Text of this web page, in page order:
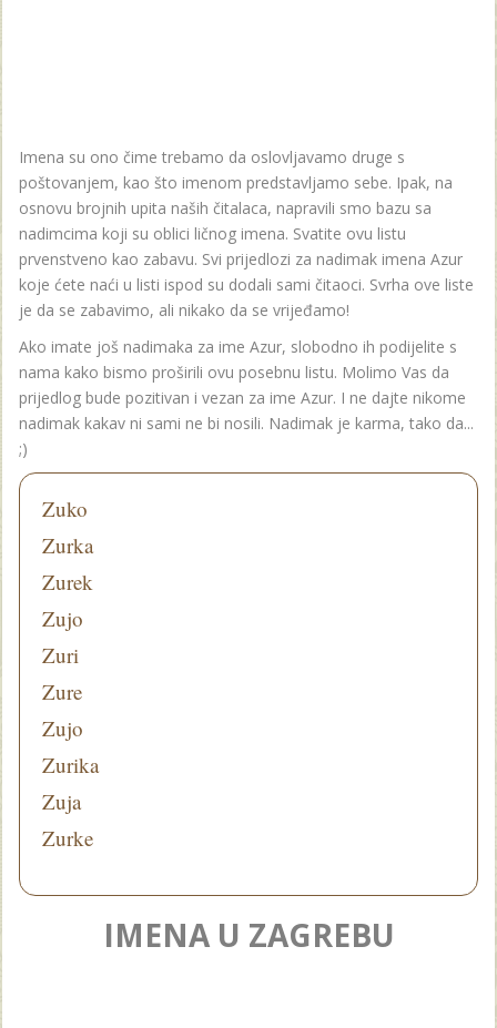
Imena su ono čime trebamo da oslovljavamo druge s
poštovanjem, kao što imenom predstavljamo sebe. Ipak, na
osnovu brojnih upita naših čitalaca, napravili smo bazu sa
nadimcima koji su oblici ličnog imena. Svatite ovu listu
prvenstveno kao zabavu. Svi prijedlozi za nadimak imena Azur
koje ćete naći u listi ispod su dodali sami čitaoci. Svrha ove liste
je da se zabavimo, ali nikako da se vrijeđamo!
Ako imate još nadimaka za ime Azur, slobodno ih podijelite s
nama kako bismo proširili ovu posebnu listu. Molimo Vas da
prijedlog bude pozitivan i vezan za ime Azur. I ne dajte nikome
nadimak kakav ni sami ne bi nosili. Nadimak je karma, tako da...
;)
Zuko
Zurka
Zurek
Zujo
Zuri
Zure
Zujo
Zurika
Zuja
Zurke
IMENA U ZAGREBU